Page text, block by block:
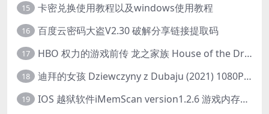
15 卡密兑换使用教程以及windows使用教程
16 百度云密码大盗V2.30 破解分享链接提取码
17 HBO 权力的游戏前传 龙之家族 House of the Dragon (2022) 中字 1080P 更新4集
18 迪拜的女孩 Dziewczyny z Dubaju (2021) 1080P 中字
19 IOS 越狱软件iMemScan version1.2.6 游戏内存修改器